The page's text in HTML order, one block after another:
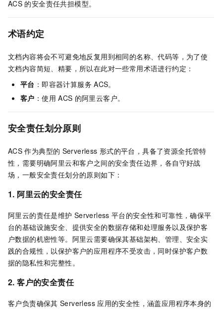
ACS 的安全责任共担模型。
术语约定
文档内容将会不可避免地反复用到相同的名称、代码等，为了使
文档内容简短、精要，所以在此对一些常用术语进行约定：
平台 ：即容器计算服务 ACS。
客户 ：使用 ACS 的阿里云客户。
安全责任划分原则
ACS 作为典型的 Serverless 形式的平台，具备了资源全托管特
性，需要明确阿里云和客户之间的安全责任边界，各自守好战
场，一般安全责任划分的原则如下：
1. 阿里云的安全责任
阿里云的责任是维护 Serverless 平台的安全性和可靠性，确保平
台的基础设施安全、提供安全的数据存储和处理服务以及保护客
户数据的机密性等。阿里云需要确保其基础架构、管理、安全实
践的合规性，以保护客户的应用程序不受攻击，同时保护客户数
据的隐私性和完整性。
2.客户的安全责任
客户负责确保其 Serverless 应用的安全性，涵盖应用程序本身的